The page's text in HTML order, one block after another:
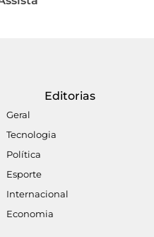
Editorias
Geral
Tecnologia
Política
Esporte
Internacional
Economia